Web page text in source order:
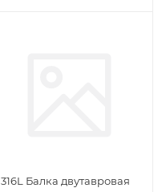
316L Балка двутавровая